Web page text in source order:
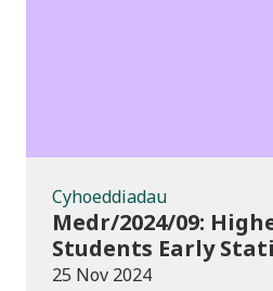
Cyhoeddiadau
Medr/2024/09:
Students Early
2024/25
25 Nov 2024